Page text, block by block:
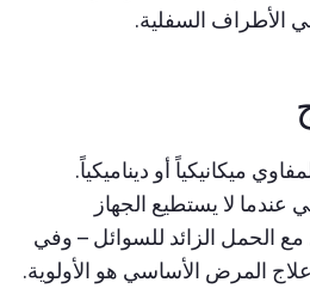
الأطراف السفلية.
ميكانيكياً أو ديناميكياً.
عندما لا يستطيع الجهاز
مع الحمل الزائد للسوائل – وفي
المرض الأساسي هو الأولوية.